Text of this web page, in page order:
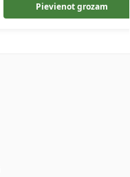
Pievienot grozam